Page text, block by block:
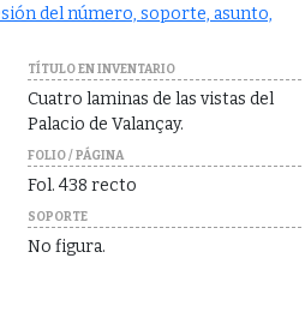
del número, soporte, asunto,
TÍTULO EN INVENTARIO
Cuatro laminas de las vistas del
Palacio de Valançay.
FOLIO / PÁGINA
Fol. 438 recto
SOPORTE
No figura.